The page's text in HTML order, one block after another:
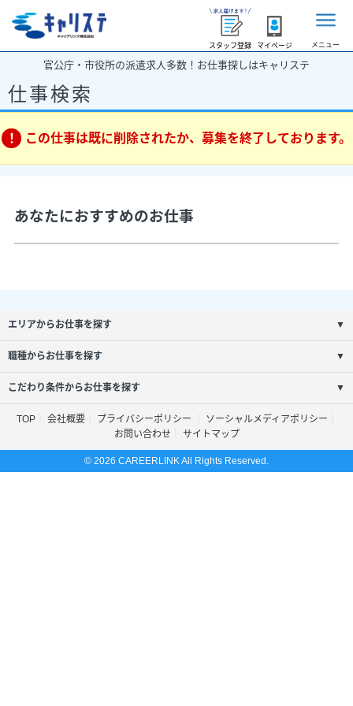
スタッフ登録 マイページ メニュー
官公庁・市役所の派遣求人多数！お仕事探しはキャリステ
仕事検索
この仕事は既に削除されたか、募集を終了しております。
あなたにおすすめのお仕事
エリアからお仕事を探す ▼
職種からお仕事を探す ▼
こだわり条件からお仕事を探す ▼
TOP 会社概要 プライバシーポリシー
ソーシャルメディアポリシー
お問い合わせ
サイトマップ
© 2026 CAREERLINK All Rights Reserved.